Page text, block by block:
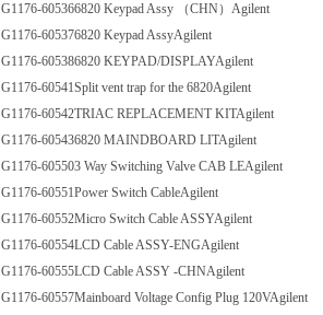
G1176-605366820 Keypad Assy （CHN） Agilent
G1176-605376820 Keypad AssyAgilent
G1176-605386820 KEYPAD/DISPLAYAgilent
G1176-60541Split vent trap for the 6820Agilent
G1176-60542TRIAC REPLACEMENT KITAgilent
G1176-605436820 MAINDBOARD LITAgilent
G1176-605503 Way Switching Valve CAB LEAgilent
G1176-60551Power Switch CableAgilent
G1176-60552Micro Switch Cable ASSYAgilent
G1176-60554LCD Cable ASSY-ENGAgilent
G1176-60555LCD Cable ASSY -CHNAgilent
G1176-60557Mainboard Voltage Config Plug 120VAgilent